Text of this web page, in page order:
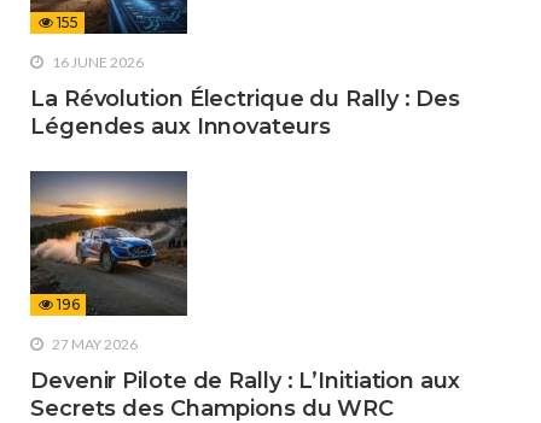
155
16 JUNE 2026
La Révolution Électrique du Rally : Des
Légendes aux Innovateurs
196
27 MAY 2026
Devenir Pilote de Rally : L’Initiation aux
Secrets des Champions du WRC